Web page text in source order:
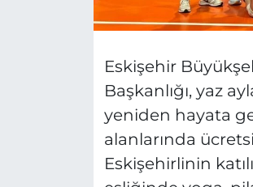
Eskişehir
Başkanlığı, yaz
yeniden hayata
alanlarında
Eskişehirlinin